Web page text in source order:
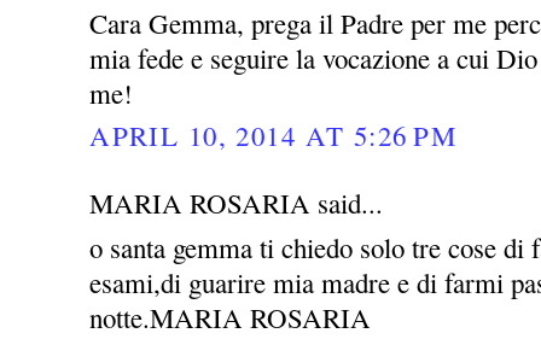
Cara Gemma, prega il Padre per me
mia fede e seguire la vocazione a cui
me!
APRIL 10, 2014 AT 5:26 PM
MARIA ROSARIA said...
o santa gemma ti chiedo solo tre cose di
esami,di guarire mia madre e di farmi
notte.MARIA ROSARIA